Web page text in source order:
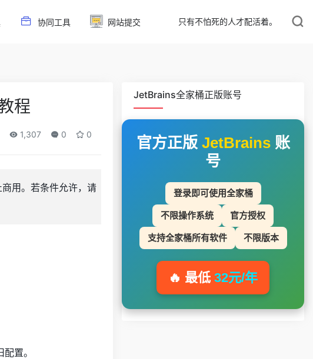
协同工具 网站提交 只有不怕死的人才配活着。
程
1,307 0 0
用。若条件允许，请
置。
JetBrains全家桶正版账号
官方正版 JetBrains账
号
登录即可使用全家桶
不限操作系统 官方授权
支持全家桶所有软件 不限版本
🔥 最低 32元/年